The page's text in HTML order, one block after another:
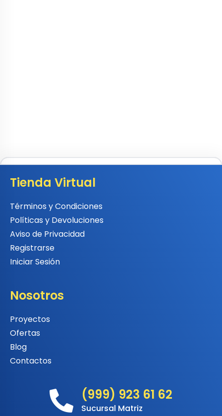
Tienda Virtual
Términos y Condiciones
Políticas y Devoluciones
Aviso de Privacidad
Registrarse
Iniciar Sesión
Nosotros
Proyectos
Ofertas
Blog
Contactos
(999) 923 61 62
Sucursal Matriz